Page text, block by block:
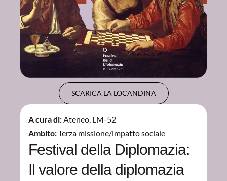
SCARICA LA LOCANDINA
A cura di:Ateneo, LM-52
Ambito:Terza missione/impatto sociale
Festival della Diplomazia:
Il valore della diplomazia